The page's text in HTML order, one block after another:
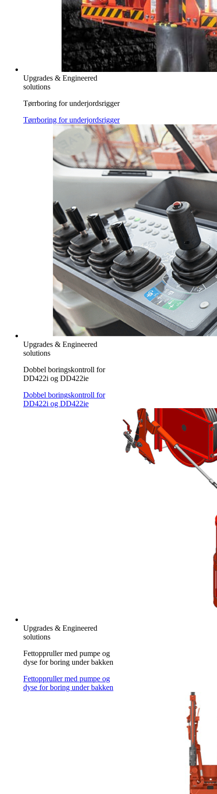
Upgrades & Engineered
solutions
Tørrboring for underjordsrigger
Tørrboring for underjordsrigger
Upgrades & Engineered
solutions
Dobbel boringskontroll for
DD422i og DD422ie
Dobbel boringskontroll for
DD422i og DD422ie
Upgrades & Engineered
solutions
Fettoppruller med pumpe og
dyse for boring under bakken
Fettoppruller med pumpe og
dyse for boring under bakken